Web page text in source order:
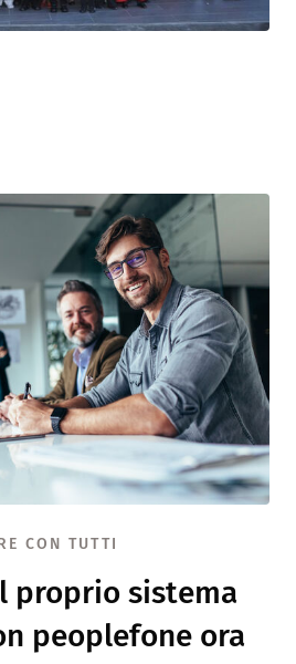
CON TUTTI
proprio sistema
peoplefone ora